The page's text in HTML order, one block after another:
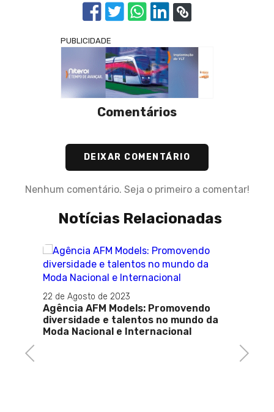
PUBLICIDADE
Comentários
DEIXAR COMENTÁRIO
Nenhum comentário. Seja o primeiro a comentar!
Notícias Relacionadas
Previous
Promovendo
no mundo da
e Internacional
Next